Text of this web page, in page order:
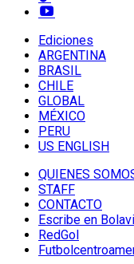
Ediciones
ARGENTINA
BRASIL
CHILE
GLOBAL
MÉXICO
PERU
US ENGLISH
QUIENES
STAFF
CONTACTO
Escribe en
RedGol